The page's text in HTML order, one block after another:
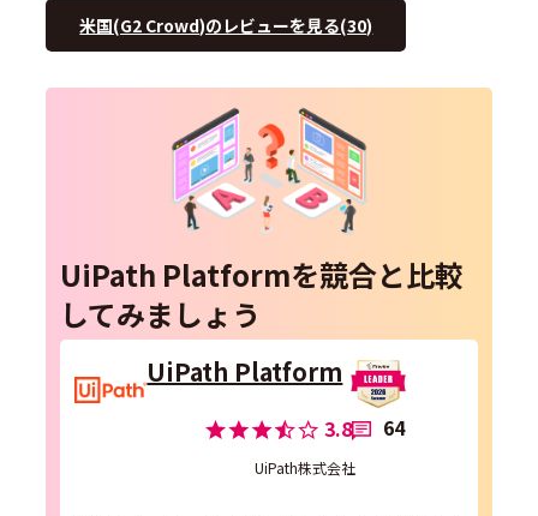
米国(G2 Crowd)のレビューを見る(30)
UiPath Platformを競合と比較
してみましょう
UiPath Platform
3.8 64
UiPath株式会社